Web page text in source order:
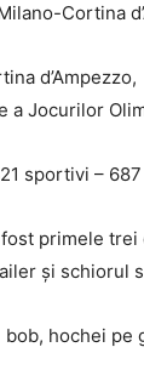
Cortina
a Jocurilor
sportivi –
fost primele
și schiorul
hochei pe